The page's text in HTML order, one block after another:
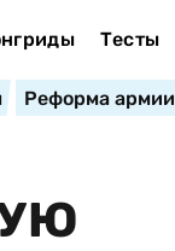
Тесты
Реформа армии